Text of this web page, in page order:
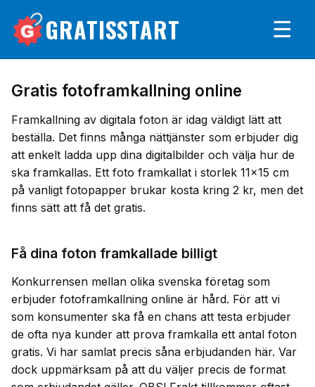
GRATISSTART ☰
Gratis fotoframkallning online
Framkallning av digitala foton är idag väldigt lätt att
beställa. Det finns många nättjänster som erbjuder dig
att enkelt ladda upp dina digitalbilder och välja hur de
ska framkallas. Ett foto framkallat i storlek 11x15 cm
på vanligt fotopapper brukar kosta kring 2 kr, men det
finns sätt att få det gratis.
Få dina foton framkallade billigt
Konkurrensen mellan olika svenska företag som
erbjuder fotoframkallning online är hård. För att vi
som konsumenter ska få en chans att testa erbjuder
de ofta nya kunder att prova framkalla ett antal foton
gratis. Vi har samlat precis såna erbjudanden här. Var
dock uppmärksam på att du väljer precis de format